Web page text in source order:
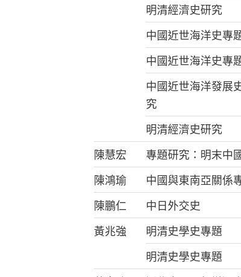
明清經濟史研究
中國近世海洋史專
中國近世海洋史專
中國近世海洋發展
究
明清經濟史研究
陳慧宏
專題研究：明末中
陳鴻瑜
中國與東南亞關係
陳鵬仁
中日外交史
黃兆強
明清史學史專題
明清史學史專題